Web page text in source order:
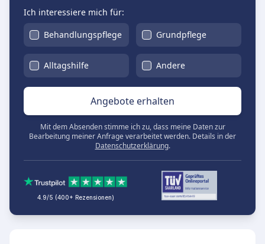
Ich interessiere mich für:
Behandlungspflege
Grundpflege
Alltagshilfe Andere
Angebote erhalten
Mit dem Absenden stimme ich zu, dass meine Daten zur
Bearbeitung meiner Anfrage verarbeitet werden. Details in der
Datenschutzerklärung.
4.9/5 (400+ Rezensionen)